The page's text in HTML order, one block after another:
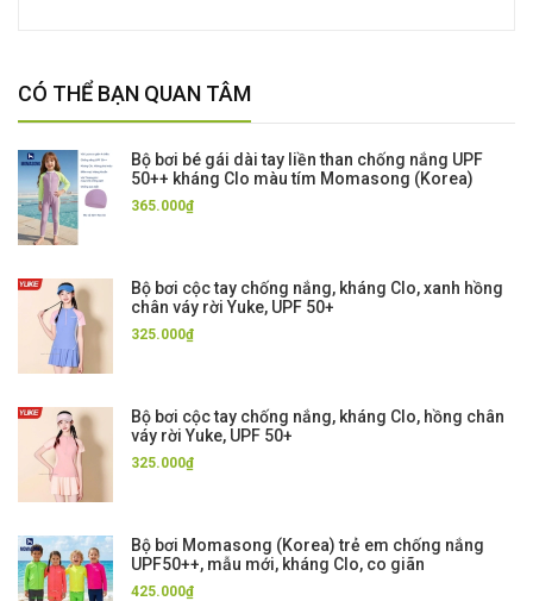
CÓ THỂ BẠN QUAN TÂM
Bộ bơi bé gái dài tay liền than chống nắng UPF
50++ kháng Clo màu tím Momasong (Korea)
365.000₫
Bộ bơi cộc tay chống nắng, kháng Clo, xanh hồng
chân váy rời Yuke, UPF 50+
325.000₫
Bộ bơi cộc tay chống nắng, kháng Clo, hồng chân
váy rời Yuke, UPF 50+
325.000₫
Bộ bơi Momasong (Korea) trẻ em chống nắng
UPF50++, mẫu mới, kháng Clo, co giãn
425.000₫